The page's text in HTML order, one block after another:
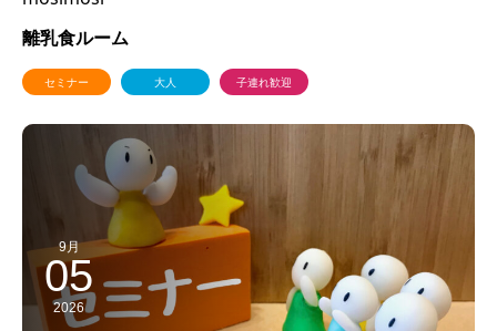
離乳食ルーム
セミナー 大人 子連れ歓迎
9月
05
2026